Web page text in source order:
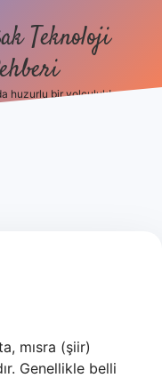
Teknoloji
huzurlu bir yolculuk!
mısra (şiir)
Genellikle belli